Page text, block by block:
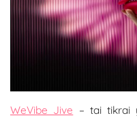
WeVibe Jive – tai tikrai